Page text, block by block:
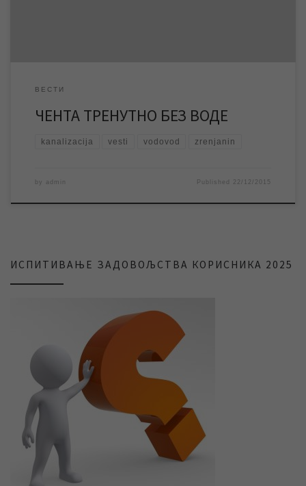
ВЕСТИ
ЧЕНТА ТРЕНУТНО БЕЗ ВОДЕ
kanalizacija vesti vodovod zrenjanin
by admin Published 22/12/2015
ИСПИТИВАЊЕ ЗАДОВОЉСТВА КОРИСНИКА 2025